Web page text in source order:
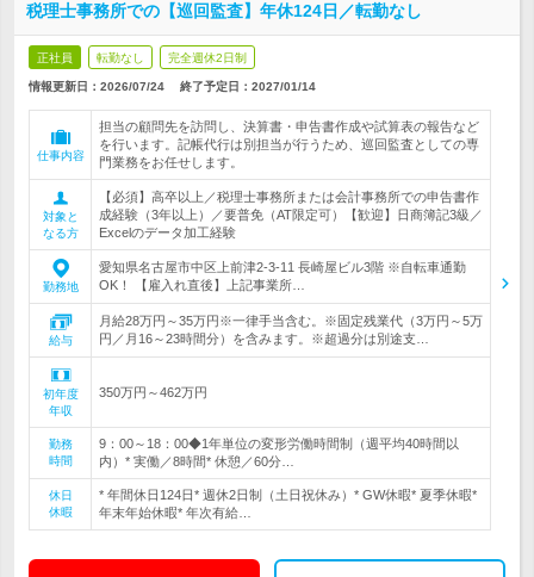
税理士事務所での【巡回監査】年休124日／転勤なし
正社員 転勤なし 完全週休2日制
情報更新日：2026/07/24 終了予定日： 2027/01/14
仕事内容
担当の顧問先を訪問し、決算書・申告書作成や試算表の報告など
を行います。記帳代行は別担当が行うため、巡回監査としての専
門業務をお任せします。
対象と
なる方
【必須】高卒以上／税理士事務所または会計事務所での申告書作
成経験（3年以上）／要普免（AT限定可）【歓迎】日商簿記3級／
Excelのデータ加工経験
勤務地
愛知県名古屋市中区上前津2-3-11 長崎屋ビル3階 ※自転車通勤
OK！ 【雇入れ直後】上記事業所…
給与
月給28万円～35万円※一律手当含む。※固定残業代（3万円～5万
円／月16～23時間分）を含みます。※超過分は別途支…
初年度
年収
350万円～462万円
勤務
時間
9：00～18：00◆1年単位の変形労働時間制（週平均40時間以
内）* 実働／8時間* 休憩／60分…
休日
休暇
* 年間休日124日* 週休2日制（土日祝休み）* GW休暇* 夏季休暇*
年末年始休暇* 年次有給…